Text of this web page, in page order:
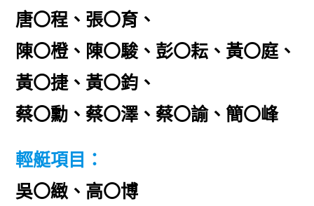
唐〇程、張〇育、
陳〇橙、陳〇駿、彭〇耘、黃〇庭、
黃〇捷、黃〇鈞、
蔡〇勳、蔡〇澤、蔡〇諭、簡〇峰
輕艇項目：
吳〇緻、高〇博